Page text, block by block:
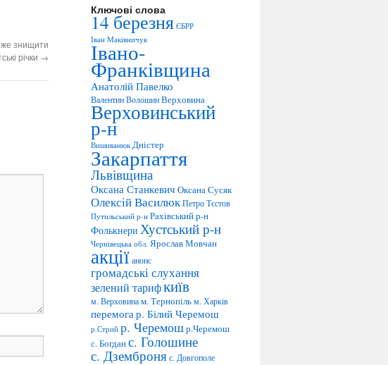
знищити
річки →
Ключові слова
14 березня ЄБРР
Іван Маківничук
Івано-
Франківщина
Анатолій Павелко
Валентин ВолошинВерховина
Верховинський
р-н
Вишиванюк Дністер
Закарпаття
Львівщина
Оксана Станкевич Оксана Сусяк
Олексій ВасилюкПетро Тєстов
Путильський р-н Рахівський р-н
Фолькнери Хустський р-н
Чернівецька обл. Ярослав Мовчан
акціїанонс
громадські слухання
зелений тарифкиїв
м. Верховинам. Тернопільм. Харків
перемогар. Білий Черемош
р.Стрий р. Черемошр.Черемош
с. Богданс. Голошине
с. Дземброняс. Довгополе